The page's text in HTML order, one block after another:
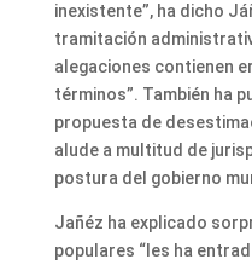
inexistente”, ha dicho
tramitación
alegaciones contienen
términos”. También ha
propuesta de
alude a multitud de
postura del gobierno
Jañéz ha explicado
populares “les ha